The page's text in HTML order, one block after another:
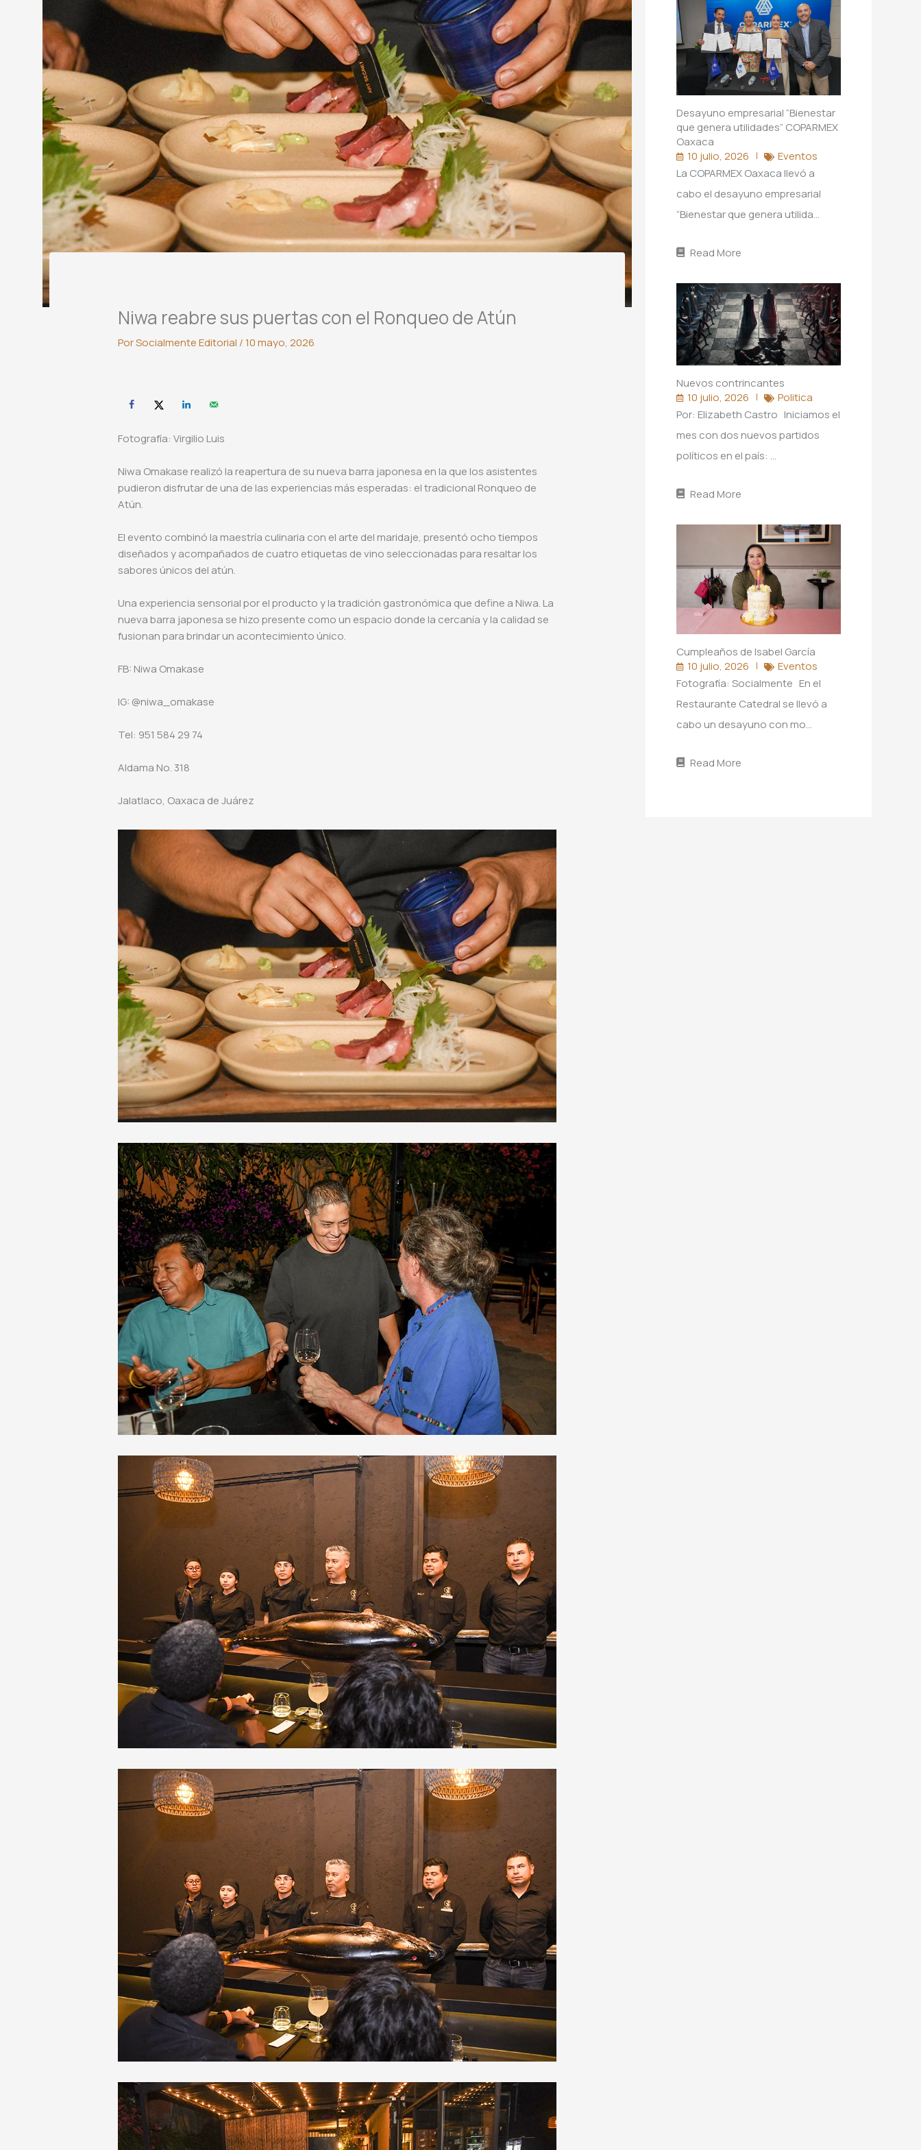
Niwa reabre sus puertas con el Ronqueo de Atún
PorSocialmente Editorial /10 mayo, 2026
Fotografía: Virgilio Luis
Niwa Omakase realizó la reapertura de su nueva barra japonesa en la que los asistentes
pudieron disfrutar de una de las experiencias más esperadas: el tradicional Ronqueo de
Atún.
El evento combinó la maestría culinaria con el arte del maridaje, presentó ocho tiempos
diseñados y acompañados de cuatro etiquetas de vino seleccionadas para resaltar los
sabores únicos del atún.
Una experiencia sensorial por el producto y la tradición gastronómica que define a Niwa. La
nueva barra japonesa se hizo presente como un espacio donde la cercanía y la calidad se
fusionan para brindar un acontecimiento único.
FB: Niwa Omakase
IG: @niwa_omakase
Tel: 951 584 29 74
Aldama No. 318
Jalatlaco, Oaxaca de Juárez
Desayuno empresarial “Bienestar
que genera utilidades” COPARMEX
Oaxaca
10 julio, 2026
Eventos
La COPARMEX Oaxaca llevó a
cabo el desayuno empresarial
“Bienestar que genera utilida…
Read More
Nuevos contrincantes
10 julio, 2026
Politica
Por: Elizabeth Castro Iniciamos el
mes con dos nuevos partidos
políticos en el país: …
Read More
Cumpleaños de Isabel García
10 julio, 2026
Eventos
Fotografía: Socialmente En el
Restaurante Catedral se llevó a
cabo un desayuno con mo…
Read More